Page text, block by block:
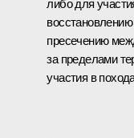
либо для
пресечению
за пределами
участия в